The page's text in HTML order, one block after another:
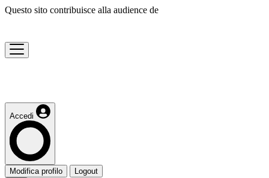
Questo sito contribuisce alla audience de
Accedi
Modifica profilo Logout